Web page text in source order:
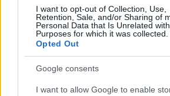
I want to opt-out of Collection, Use,
Retention, Sale, and/or Sharing of
Personal Data that Is Unrelated
Purposes for which it was collected.
Opted Out
Google consents
I want to allow Google to enable
16.03.2026 11:13